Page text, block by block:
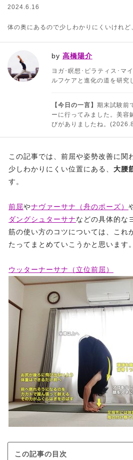
2024.6.16
体の奥にあるので少しわかりにくいけれど
by 高橋陽介
ヨガ･瞑想･ピラティス･マ
ルフケアと進化の道を研究
【今日の一言】 期末試験前
ーに行ってみました。美容
びがありましたね。
この記事では、前屈や姿勢改善に関
少しわかりにくい位置にある、 大腰
す。
前屈やナヴァーサナ（舟のポーズ）
ダングシュターサナなどの具体的な
筋の使い方のコツについては、これ
たってまとめていこうかと思います。
ウッターナーサナ（立位前屈）
この記事の目次